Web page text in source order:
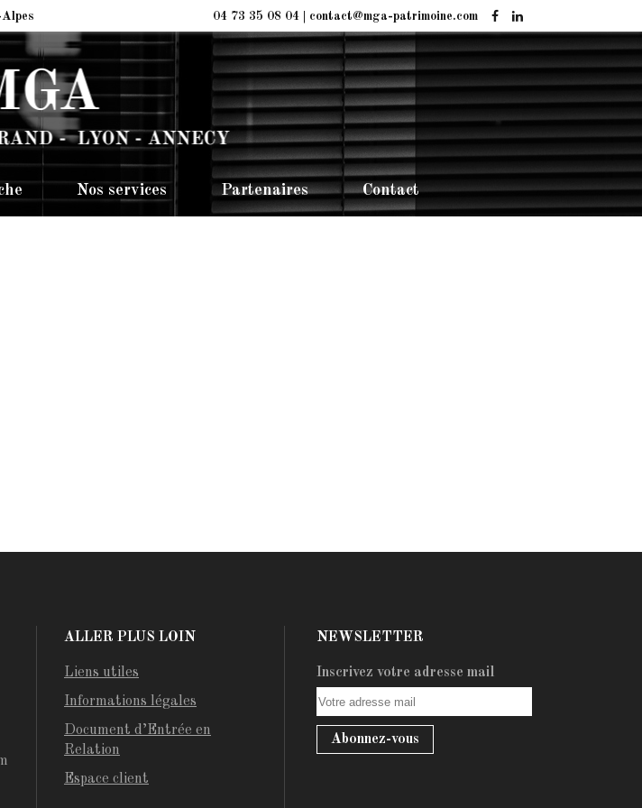
04 73 35 08 04 | contact@mga-patrimoine.com
Nos services Partenaires Contact
ALLER PLUS LOIN
Liens utiles
Informations légales
Document d’Entrée en
Relation
Espace client
NEWSLETTER
Inscrivez votre adresse mail